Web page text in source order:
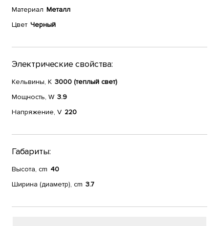
Материал Металл
Цвет Черный
Электрические свойства:
Кельвины, К 3000 (теплый свет)
Мощность, W 3.9
Напряжение, V 220
Габариты:
Высота, cm 40
Ширина (диаметр), cm 3.7